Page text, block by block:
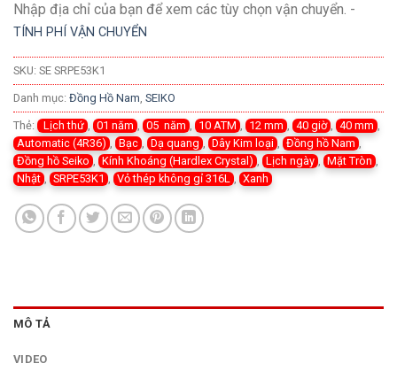
Nhập địa chỉ của bạn để xem các tùy chọn vận chuyển. -
TÍNH PHÍ VẬN CHUYỂN
SKU: SE SRPE53K1
Danh mục: Đồng Hồ Nam, SEIKO
Thẻ: Lịch thứ , 01 năm , 05 năm , 10 ATM , 12 mm , 40 giờ , 40 mm ,
Automatic (4R36) , Bạc , Dạ quang , Dây Kim loại , Đồng hồ Nam ,
Đồng hồ Seiko , Kính Khoáng (Hardlex Crystal) , Lịch ngày , Mặt Tròn ,
Nhật , SRPE53K1 , Vỏ thép không gỉ 316L , Xanh
MÔ TẢ
VIDEO